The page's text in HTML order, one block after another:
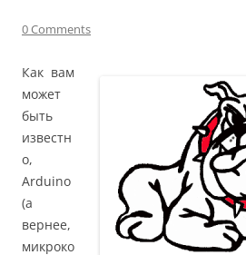
0 Comments
Как вам
может
быть
известн
о,
Arduino
(а
вернее,
микроко